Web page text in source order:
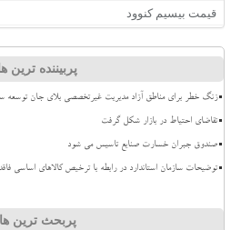
قیمت بیسیم کنوود
پربیننده ترین
زنگ خطر برای مناطق آزاد مدیریت غیرتخصصی بلای جان توسعه
تقاضای احتیاط در بازار شکل گرفت
صندوق جبران خسارت صنایع تاسیس می شود
توضیحات سازمان استاندارد در رابطه با ترخیص کالاهای اساسی
پربحث ترین ها